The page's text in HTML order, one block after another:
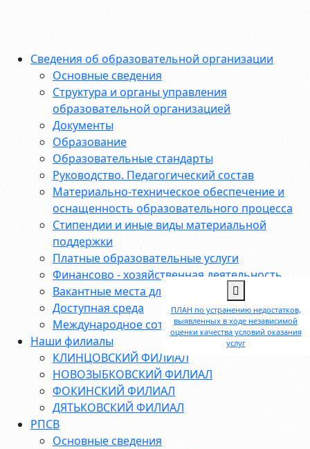
Сведения об образовательной организации
Основные сведения
Структура и органы управления
образовательной организацией
Документы
Образование
Образовательные стандарты
Руководство. Педагогический состав
Материально-техническое обеспечение и
оснащенность образовательного процесса
Стипендии и иные виды материальной
поддержки
Платные образовательные услуги
Финансово - хозяйственная деятельность
Вакантные места для приема (перевода)
Доступная среда
Международное сотрудничество
Наши филиалы
КЛИНЦОВСКИЙ ФИЛИАЛ
НОВОЗЫБКОВСКИЙ ФИЛИАЛ
ФОКИНСКИЙ ФИЛИАЛ
ДЯТЬКОВСКИЙ ФИЛИАЛ
РПСВ
Основные сведения
ПЛАН по устранению недостатков,
выявленных в ходе независимой
оценки качества условий оказания
услуг